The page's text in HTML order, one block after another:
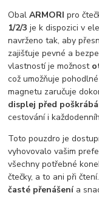
ObalARMORIpro
1/2/3 je k dispozici v
navrženo tak, aby
zajišťuje pevné a
vlastností je možnost
což umožňuje
magnetu zaručuje
displej před
cestování i
Toto pouzdro je
vyhovovalo vašim
všechny potřebné
čtečky, a to ani při
časté přenášenía